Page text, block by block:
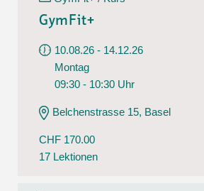
GymFit+
10.08.26 - 14.12.26
Montag
09:30 - 10:30 Uhr
Belchenstrasse 15, Basel
CHF 170.00
17 Lektionen